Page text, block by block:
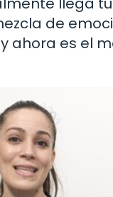
de
ahora es el